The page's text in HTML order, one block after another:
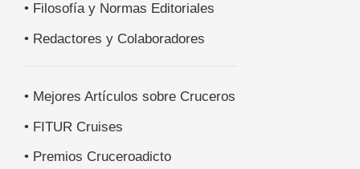
• Filosofía y Normas Editoriales
• Redactores y Colaboradores
• Mejores Artículos sobre Cruceros
• FITUR Cruises
• Premios Cruceroadicto